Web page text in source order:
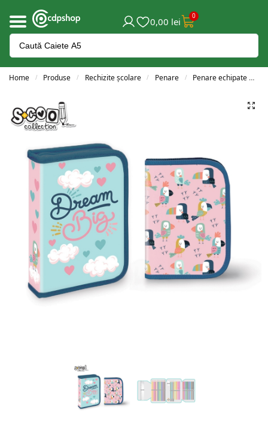
0,00 lei 0
Home / Produse / Rechizite școlare / Penare / Penare echipate